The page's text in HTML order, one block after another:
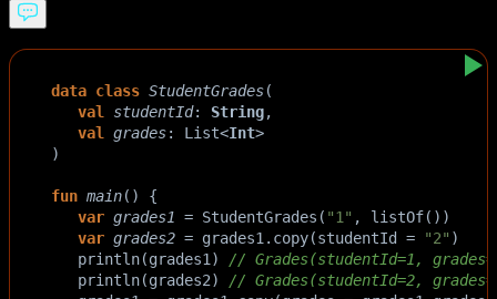
data class StudentGrades(
val
studentId: String,
val
grades: List<Int>
)
fun main() {
var grades1 = StudentGrades ( "1" , listOf())
var grades2 = grades1 . copy(studentId = "2" )
println(grades1 ) // Grades(studentId=1,
println(grades2) // Grades(studentId=2,